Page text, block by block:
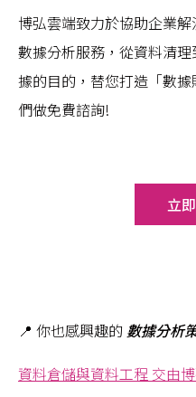
博弘雲端致力於協助企業
數據分析服務，從資料清
據的目的，替您打造「數
們做免費諮詢!
立
📍 你也感興趣的 數據分析
資料倉儲與資料工程 交由